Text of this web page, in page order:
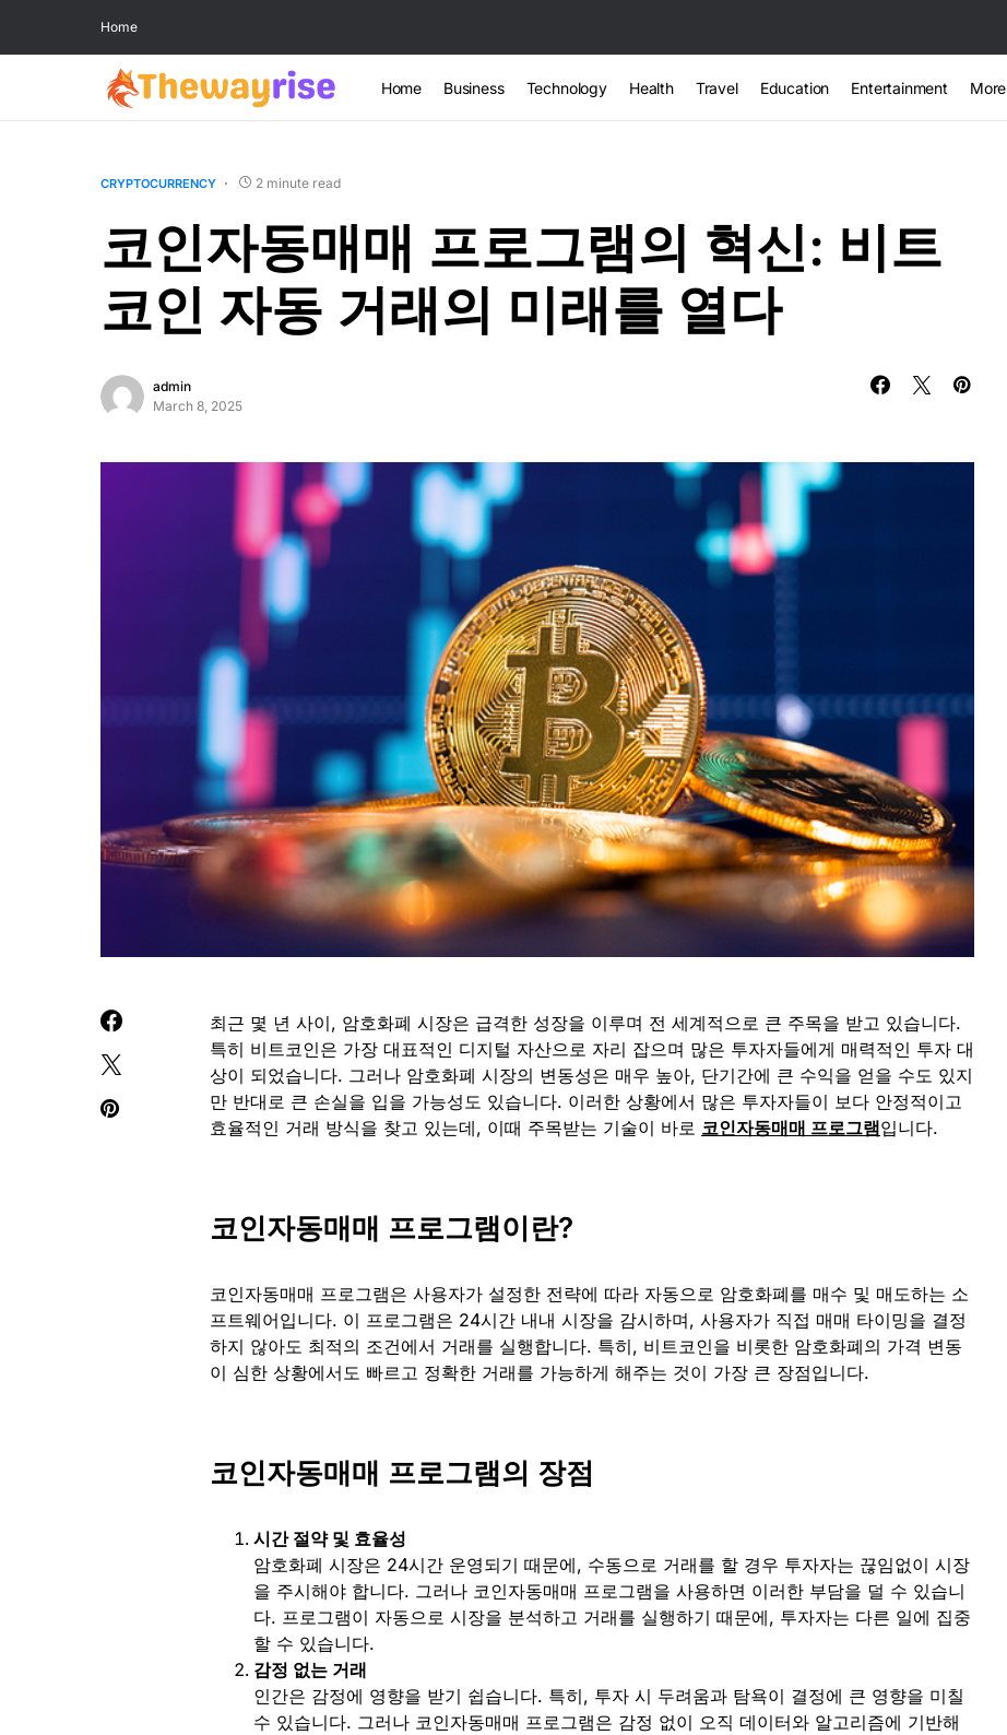
Home
Home Business Technology Health Travel Education Entertainment More
CRYPTOCURRENCY 2 minute read
코인자동매매 프로그램의 혁신: 비트
코인 자동 거래의 미래를 열다
admin
March 8, 2025
최근 몇 년 사이, 암호화폐 시장은 급격한 성장을 이루며 전 세계적으로 큰 주목을 받고 있습니다.
특히 비트코인은 가장 대표적인 디지털 자산으로 자리 잡으며 많은 투자자들에게 매력적인 투자 대
상이 되었습니다. 그러나 암호화폐 시장의 변동성은 매우 높아, 단기간에 큰 수익을 얻을 수도 있지
만 반대로 큰 손실을 입을 가능성도 있습니다. 이러한 상황에서 많은 투자자들이 보다 안정적이고
효율적인 거래 방식을 찾고 있는데, 이때 주목받는 기술이 바로 코인자동매매 프로그램입니다.
코인자동매매 프로그램이란?
코인자동매매 프로그램은 사용자가 설정한 전략에 따라 자동으로 암호화폐를 매수 및 매도하는 소
프트웨어입니다. 이 프로그램은 24시간 내내 시장을 감시하며, 사용자가 직접 매매 타이밍을 결정
하지 않아도 최적의 조건에서 거래를 실행합니다. 특히, 비트코인을 비롯한 암호화폐의 가격 변동
이 심한 상황에서도 빠르고 정확한 거래를 가능하게 해주는 것이 가장 큰 장점입니다.
코인자동매매 프로그램의 장점
시간 절약 및 효율성
암호화폐 시장은 24시간 운영되기 때문에, 수동으로 거래를 할 경우 투자자는 끊임없이 시장
을 주시해야 합니다. 그러나 코인자동매매 프로그램을 사용하면 이러한 부담을 덜 수 있습니
다. 프로그램이 자동으로 시장을 분석하고 거래를 실행하기 때문에, 투자자는 다른 일에 집중
할 수 있습니다.
감정 없는 거래
인간은 감정에 영향을 받기 쉽습니다. 특히, 투자 시 두려움과 탐욕이 결정에 큰 영향을 미칠
수 있습니다. 그러나 코인자동매매 프로그램은 감정 없이 오직 데이터와 알고리즘에 기반해